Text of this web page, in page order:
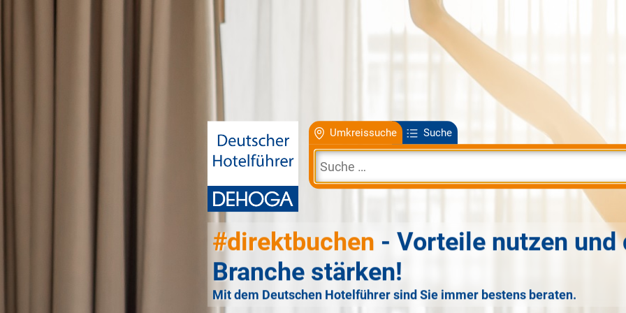
Umkreissuche Suche
#direktbuchen - Vorteile nutzen und
Branche stärken!
Mit dem Deutschen Hotelführer sind Sie immer bestens beraten.